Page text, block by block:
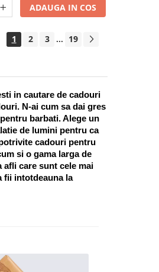
ADAUGA IN COS
1 2 3 ... 19
in cautare de cadouri
N-ai cum sa dai gres
barbati. Alege un
de lumini pentru ca
cadouri pentru
si o gama larga de
afli care sunt cele mai
fii intotdeauna la